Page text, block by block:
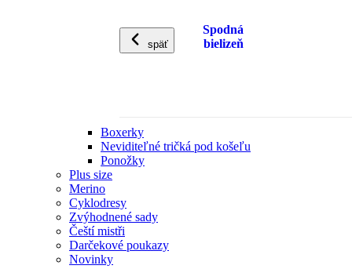
späť
Spodná
bielizeň
Boxerky
Neviditeľné tričká pod košeľu
Ponožky
Plus size
Merino
Cyklodresy
Zvýhodnené sady
Čeští mistři
Darčekové poukazy
Novinky